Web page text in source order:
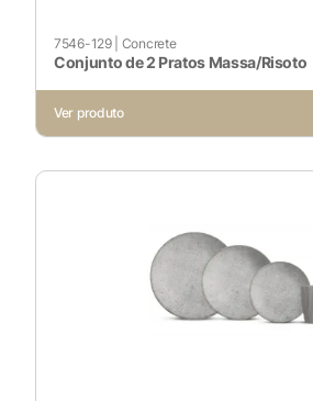
7546-129| Concrete
Conjunto de 2 Pratos Massa/Risoto
Ver produto